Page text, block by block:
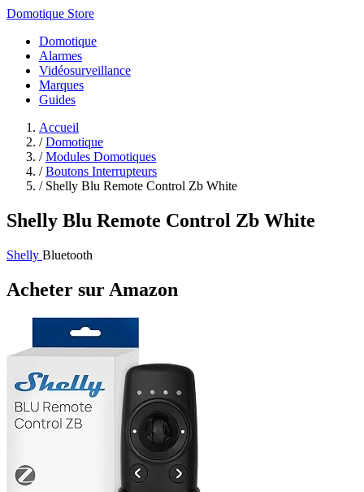
Domotique Store
Domotique
Alarmes
Vidéosurveillance
Marques
Guides
Accueil
/ Domotique
/ Modules Domotiques
/ Boutons Interrupteurs
/ Shelly Blu Remote Control Zb White
Shelly Blu Remote Control Zb White
Shelly Bluetooth
Acheter sur Amazon